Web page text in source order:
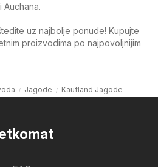
Auchana.
uz najbolje ponude! Kupujte
proizvodima po najpovoljnijim
Jagode Kaufland Jagode